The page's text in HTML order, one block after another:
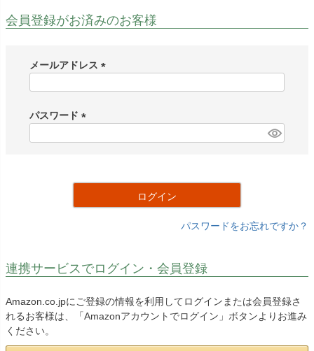
会員登録がお済みのお客様
メールアドレス
)
パスワード
ログイン
パスワードをお忘れですか？
連携サービスでログイン・会員登録
Amazon.co.jpにご登録の情報を利用してログインまたは会員登録さ
れるお客様は、「Amazonアカウントでログイン」ボタンよりお進み
ください。